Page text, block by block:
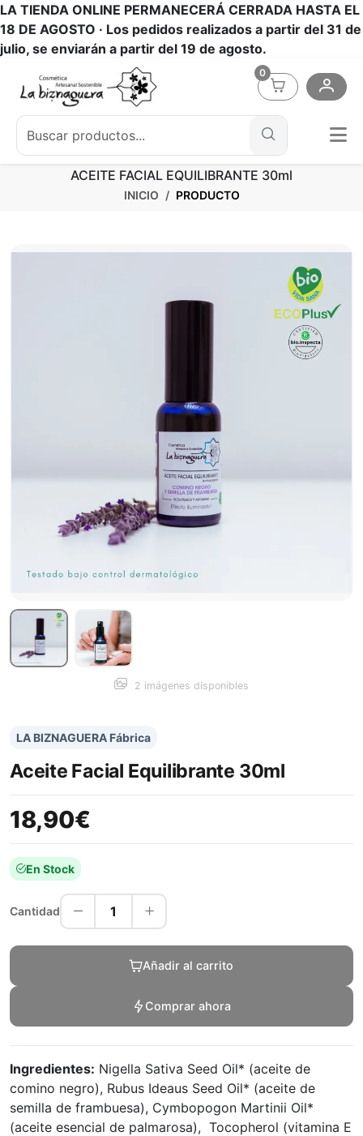
LA TIENDA ONLINE PERMANECERÁ CERRADA HASTA EL
18 DE AGOSTO · Los pedidos realizados a partir del 31 de
julio, se enviarán a partir del 19 de agosto.
0
ACEITE FACIAL EQUILIBRANTE 30ml
INICIO PRODUCTO
2 imágenes disponibles
LA BIZNAGUERA Fábrica
Aceite Facial Equilibrante 30ml
18,90€
En Stock
Cantidad 1
Añadir al carrito
Comprar ahora
Ingredientes: Nigella Sativa Seed Oil* (aceite de
comino negro), Rubus Ideaus Seed Oil* (aceite de
semilla de frambuesa), Cymbopogon Martinii Oil*
(aceite esencial de palmarosa), Tocopherol (vitamina E